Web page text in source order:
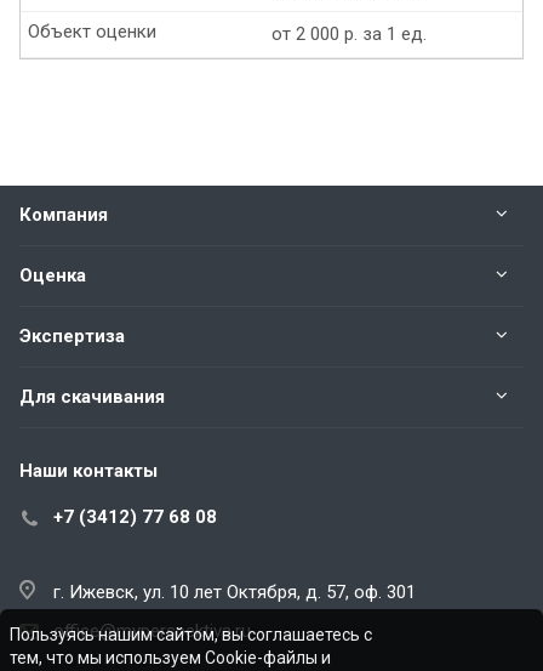
от 2 000 р. за 1 ед.
Объект оценки
Компания
Оценка
Экспертиза
Для скачивания
Наши контакты
+7 (3412) 77 68 08
г. Ижевск, ул. 10 лет Октября, д. 57, оф. 301
office@myperspektiva.ru
Пользуясь нашим сайтом, вы соглашаетесь с
тем, что мы используем Cookie-файлы и